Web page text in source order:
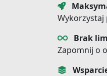
Wykorzystaj
Brak
Zapomnij o